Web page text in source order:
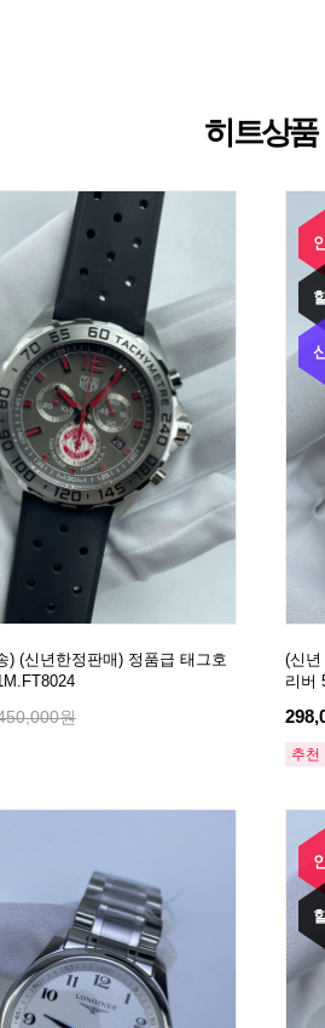
히트상품
) (신년한정판매) 정품급 태그호
원
(신
리버
추천